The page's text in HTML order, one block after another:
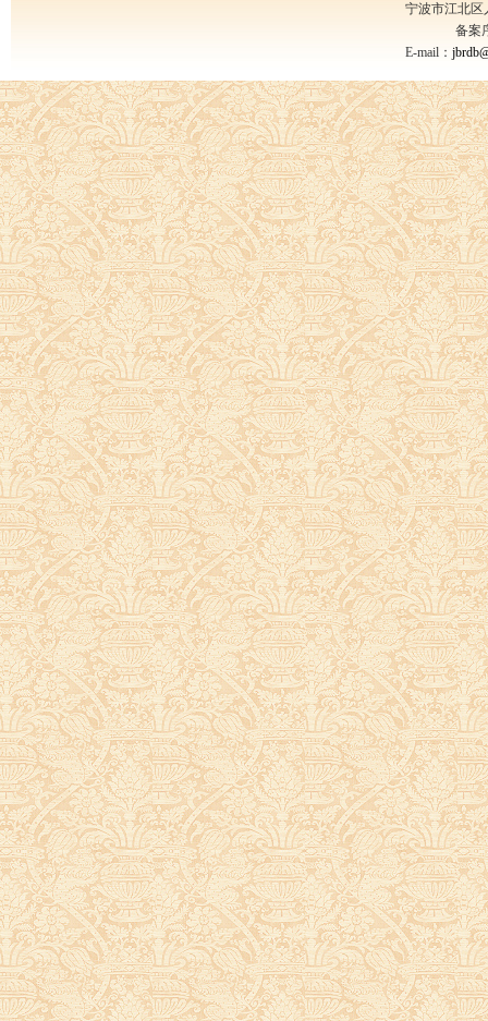
宁波市江北区
备案
E-mail：